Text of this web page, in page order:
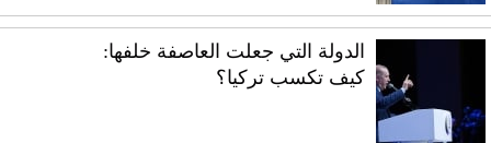
الدولة التي جعلت العاصفة خلفها:
كيف تكسب تركيا؟